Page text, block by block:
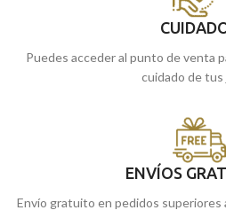
Puedes acceder al punto de venta
cuidado de tus
ENVÍOS
Envío gratuito en pedidos superiores